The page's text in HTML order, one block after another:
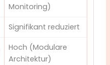
Monitoring)
Signifikant reduziert
Hoch (Modulare
Architektur)